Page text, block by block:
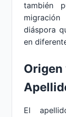
también
diáspora
en
Origen
El